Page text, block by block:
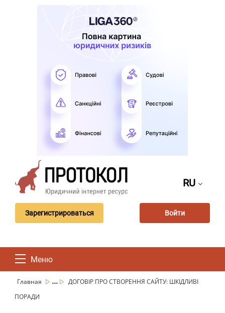
RU
Зарегистрироваться Войти
Меню
Главная ...
ДОГОВІР ПРО СТВОРЕННЯ САЙТУ: ШКІДЛИВІ
ПОРАДИ